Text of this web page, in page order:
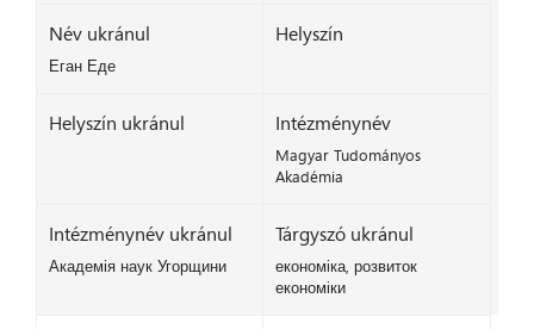
Név ukránul
Еган Еде
Helyszín
Helyszín ukránul Intézménynév
Magyar Tudományos
Akadémia
Intézménynév ukránul
Академія наук Угорщини
Tárgyszó ukránul
економіка, розвиток
економіки